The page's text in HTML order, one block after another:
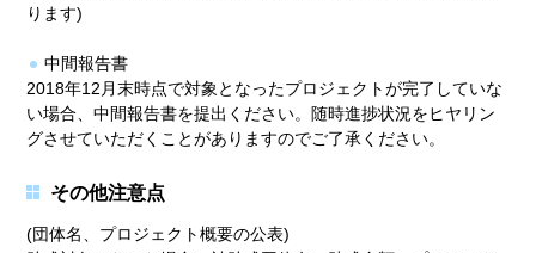
ります)
中間報告書
2018年12月末時点で対象となったプロジェクトが完了していな
い場合、中間報告書を提出ください。随時進捗状況をヒヤリン
グさせていただくことがありますのでご了承ください。
その他注意点
(団体名、プロジェクト概要の公表)